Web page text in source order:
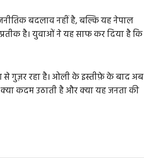
बदलाव नहीं है, बल्कि यह नेपाल
है। युवाओं ने यह साफ कर दिया है कि
गुज़र रहा है। ओली के इस्तीफ़े के बाद अब
कदम उठाती है और क्या यह जनता की